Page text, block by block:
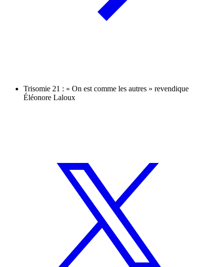
Trisomie 21 : « On est comme les autres » revendique
Éléonore Laloux